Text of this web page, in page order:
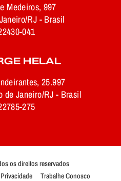
Medeiros, 997
RJ - Brasil
041
HELAL
25.997
de Janeiro/RJ - Brasil
275
os direitos reservados
Trabalhe Conosco